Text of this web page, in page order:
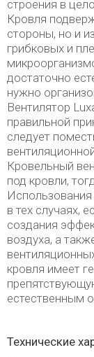
строения в
Кровля
стороны, но и
грибковых и
достаточно
нужно
Вентилятор
правильной
следует
Кровельный
под кровли,
в тех случаях,
создания
воздуха, а
кровля имеет
естественным
Технические